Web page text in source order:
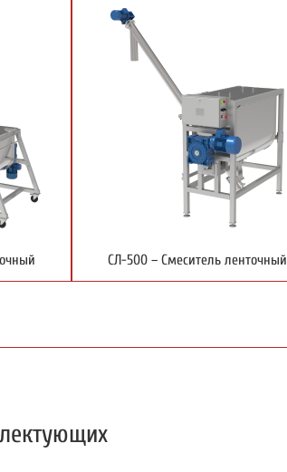
СЛ-500 – Смеситель ленточный